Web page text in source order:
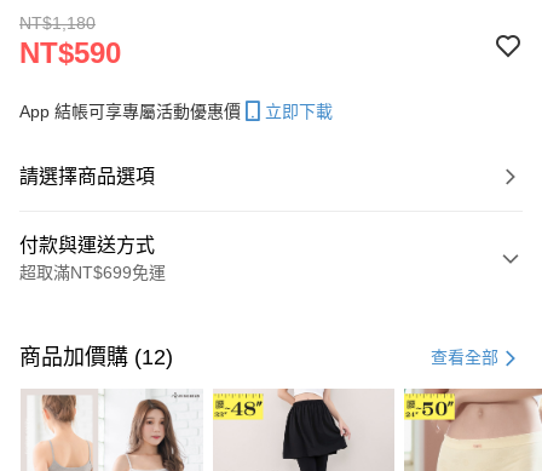
NT$1,180
NT$590
App 結帳可享專屬活動優惠價 立即下載
請選擇商品選項
付款與運送方式
超取滿NT$699免運
信用卡一次付款
超商取貨付款
LINE Pay
商品加價購 (12) 查看全部